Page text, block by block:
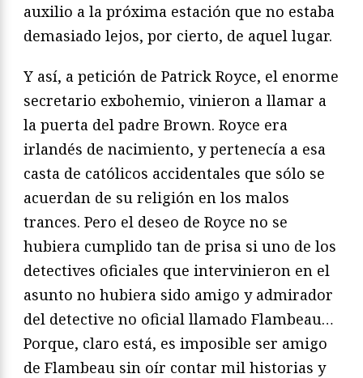
auxilio a la próxima estación que no estaba
demasiado lejos, por cierto, de aquel lugar.
Y así, a petición de Patrick Royce, el enorme
secretario exbohemio, vinieron a llamar a
la puerta del padre Brown. Royce era
irlandés de nacimiento, y pertenecía a esa
casta de católicos accidentales que sólo se
acuerdan de su religión en los malos
trances. Pero el deseo de Royce no se
hubiera cumplido tan de prisa si uno de los
detectives oficiales que intervinieron en el
asunto no hubiera sido amigo y admirador
del detective no oficial llamado Flambeau…
Porque, claro está, es imposible ser amigo
de Flambeau sin oír contar mil historias y